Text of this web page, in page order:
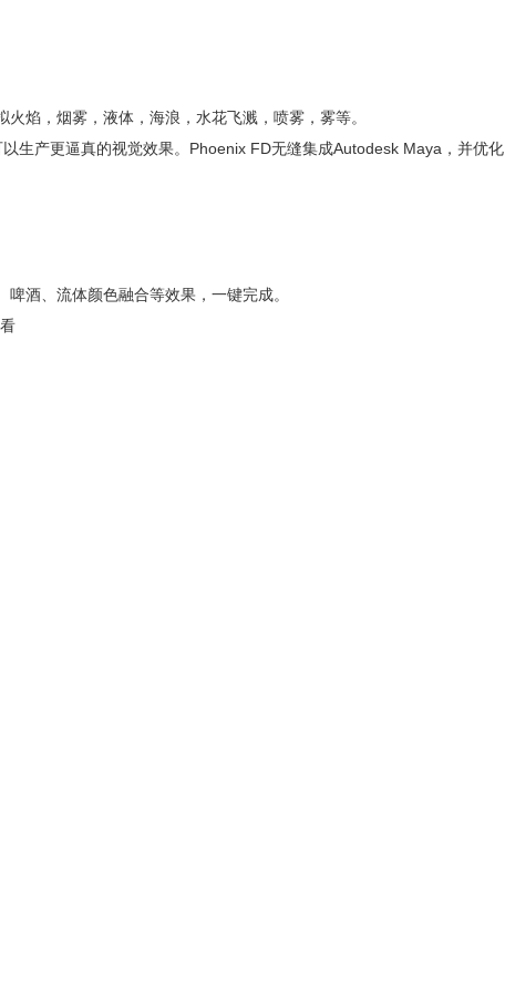
焰，烟雾，液体，海浪，水花飞溅，喷雾，雾等。
生产更逼真的视觉效果。Phoenix FD无缝集成Autodesk Maya，并优化
酒、流体颜色融合等效果，一键完成。